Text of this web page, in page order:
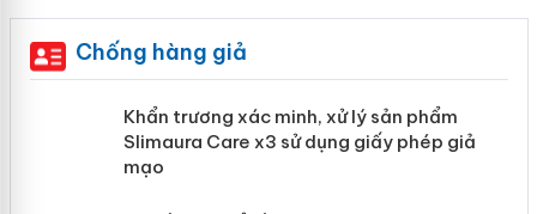
Chống hàng giả
Khẩn trương xác minh, xử lý sản phẩm
Slimaura Care x3 sử dụng giấy phép